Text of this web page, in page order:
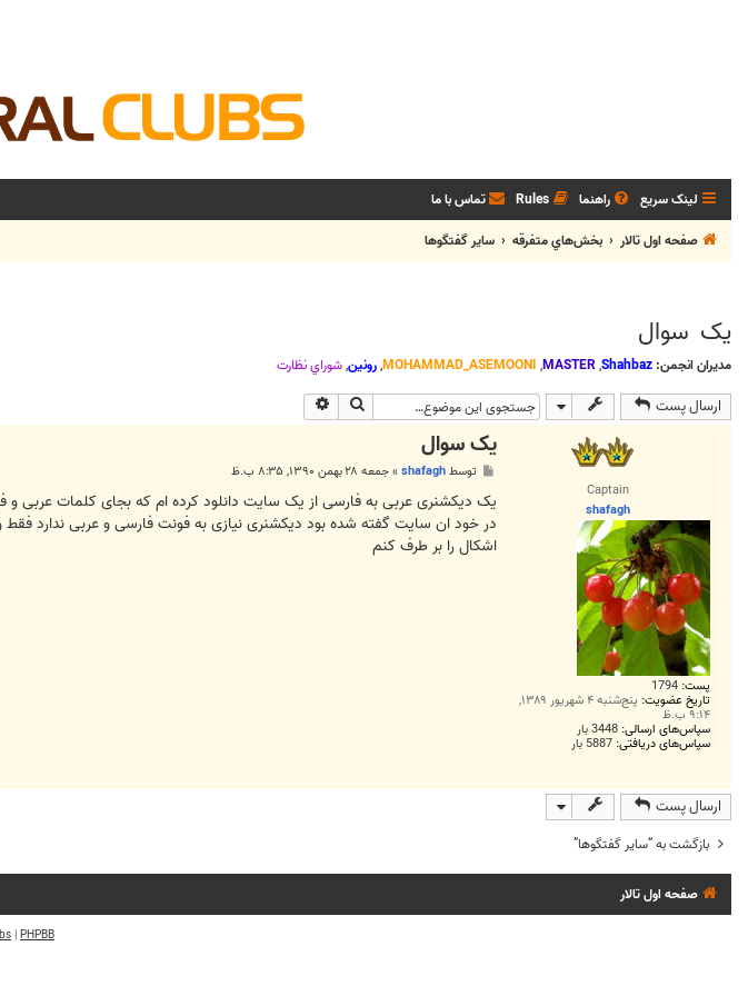
لینک سریع راهنما Rules تماس با ما
صفحه اول تالار
بخش‌‌هاي متفرقه ساير گفتگوها
یک سوال
مدیران انجمن: Shahbaz
,
MASTER
,
MOHAMMAD_ASEMOONI
,رونین,شوراي نظارت
ارسال پست جستجو
Captain
shafagh
پست: 1794
تاریخ عضویت: پنج‌شنبه ۴ شهریور ۱۳۸۹,
۹:۱۴ ب.ظ
سپاس‌های ارسالی: 3448 بار
سپاس‌های دریافتی: 5887 بار
یک سوال
ت
توسطshafagh
»جمعه ۲۸ بهمن ۱۳۹۰, ۸:۳۵ ب.ظ
یک دیکشنری عربی به فارسی از یک سایت دانلود کرده ام که بجای کلمات عربی
در خود ان سایت گفته شده بود دیکشنری نیازی به فونت فارسی و عربی ندارد فقط
اشکال را بر طرف کنم
ارسال پست
بازگشت به “ساير گفتگوها”
صفحه اول تالار
PHPBB
|